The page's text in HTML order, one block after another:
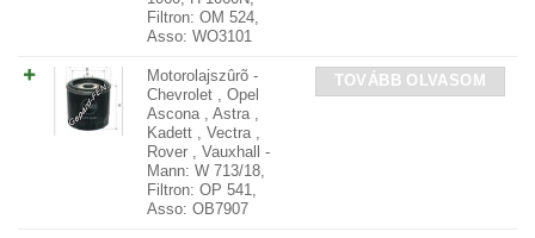
Filtron: OM 524,
Asso: WO3101
Motorolajszûrõ -
Chevrolet , Opel
Ascona , Astra ,
Kadett , Vectra ,
Rover , Vauxhall -
Mann: W 713/18,
Filtron: OP 541,
Asso: OB7907
TOVÁBB OLVASOM